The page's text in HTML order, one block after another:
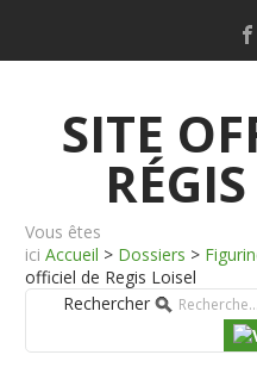
SITE
Vous êtes
ici Accueil > Dossiers >
officiel de Regis Loisel
Rechercher